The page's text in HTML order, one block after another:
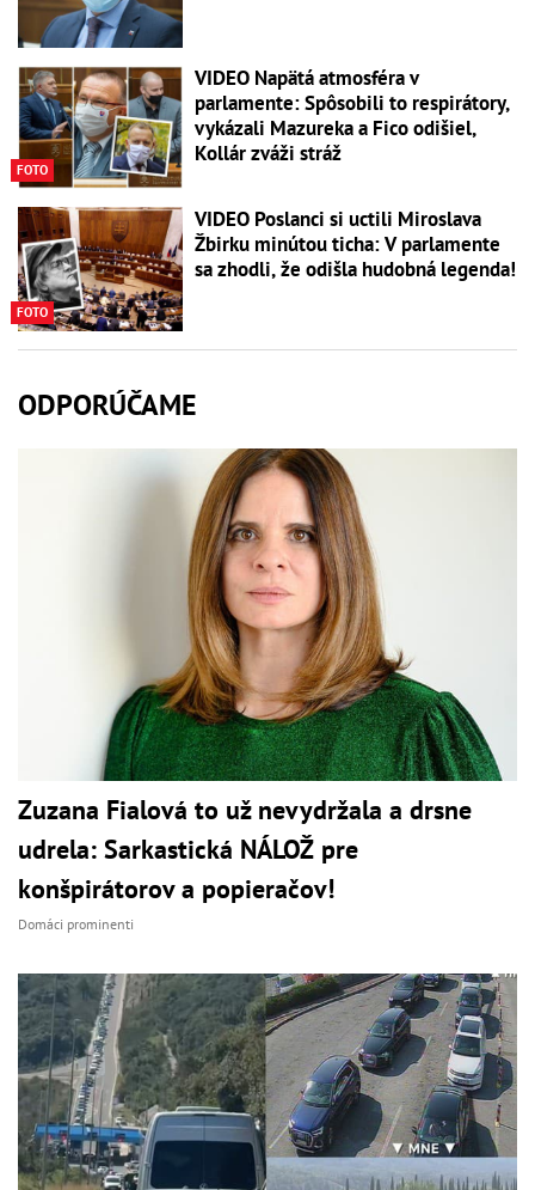
FOTO
VIDEO Napätá atmosféra v
parlamente: Spôsobili to respirátory,
vykázali Mazureka a Fico odišiel,
Kollár zváži stráž
FOTO
VIDEO Poslanci si uctili Miroslava
Žbirku minútou ticha: V parlamente
sa zhodli, že odišla hudobná legenda!
ODPORÚČAME
Zuzana Fialová to už nevydržala a drsne
udrela: Sarkastická NÁLOŽ pre
konšpirátorov a popieračov!
Domáci prominenti